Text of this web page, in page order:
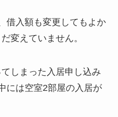
借入額も変更してもよか
変えていません。
しまった入居申し込み
には空室2部屋の入居が